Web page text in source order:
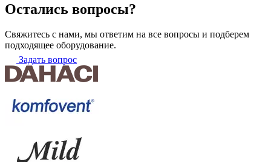
Остались вопросы?
Свяжитесь с нами, мы ответим на все вопросы и подберем
подходящее оборудование.
Задать вопрос